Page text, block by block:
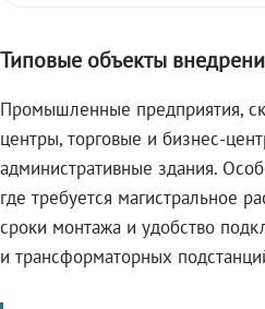
Типовые объекты
Промышленные предприятия,
центры, торговые и бизнес-
административные здания.
где требуется магистральное
сроки монтажа и удобство
и трансформаторных